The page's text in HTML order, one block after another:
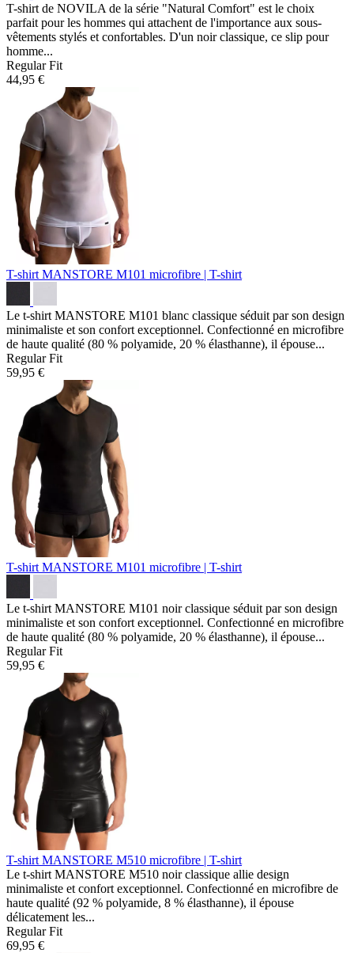
T-shirt de NOVILA de la série "Natural Comfort" est le choix
parfait pour les hommes qui attachent de l'importance aux sous-
vêtements stylés et confortables. D'un noir classique, ce slip pour
homme...
Regular Fit
44,95 €
T-shirt MANSTORE M101 microfibre | T-shirt
Le t-shirt MANSTORE M101 blanc classique séduit par son design
minimaliste et son confort exceptionnel. Confectionné en microfibre
de haute qualité (80 % polyamide, 20 % élasthanne), il épouse...
Regular Fit
59,95 €
T-shirt MANSTORE M101 microfibre | T-shirt
Le t-shirt MANSTORE M101 noir classique séduit par son design
minimaliste et son confort exceptionnel. Confectionné en microfibre
de haute qualité (80 % polyamide, 20 % élasthanne), il épouse...
Regular Fit
59,95 €
T-shirt MANSTORE M510 microfibre | T-shirt
Le t-shirt MANSTORE M510 noir classique allie design
minimaliste et confort exceptionnel. Confectionné en microfibre de
haute qualité (92 % polyamide, 8 % élasthanne), il épouse
délicatement les...
Regular Fit
69,95 €